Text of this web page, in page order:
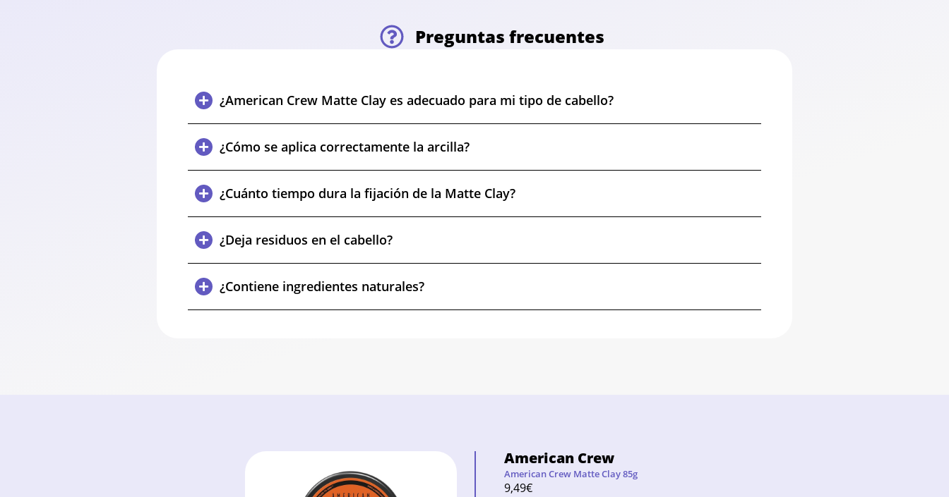
Preguntas frecuentes
¿American Crew Matte Clay es adecuado para mi tipo de cabello?
¿Cómo se aplica correctamente la arcilla?
¿Cuánto tiempo dura la fijación de la Matte Clay?
¿Deja residuos en el cabello?
¿Contiene ingredientes naturales?
American Crew
American Crew Matte Clay 85g
9,49€